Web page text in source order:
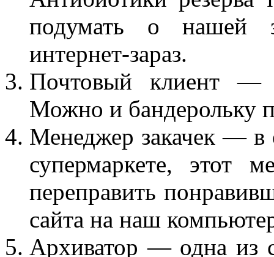
подумать о нашей
интернет-зараз.
Почтовый клиент —
Можно и бандерольку
Менеджер закачек — в
супермаркете, этот
переправить
сайта на наш
Архиватор — одна из